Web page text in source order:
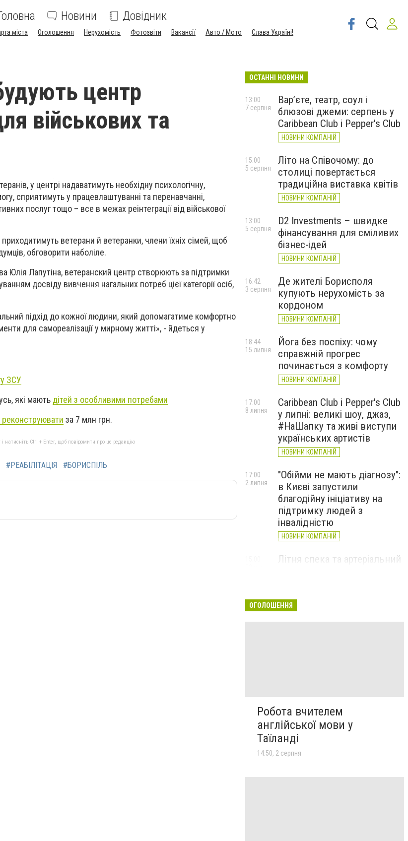
Новини Довідник
міста Оголошення Нерухомість Фотозвіти Вакансії Авто / Мото Слава Україні!
центр
військових та
у центрі надаватимуть необхідну психологічну,
сприятимуть у працевлаштуванні та перенавчанні,
послуг тощо – все в межах реінтеграції від військової
ветерани й ветеранки, члени їхніх сімей, щоб
обговорити наболіле.
Юлія Лапутіна, ветеранский центр створюють за підтримки
досвіду вивчення нагальних потреб цієї категорії осіб,
підхід до кожної людини, який допомагатиме комфортно
для самореалізації у мирному житті», - йдеться у
ЗСУ
які мають дітей з особливими потребами
за 7 млн грн.
натисніть Ctrl + Enter, щоб повідомити про це редакцію
#РЕАБІЛІТАЦІЯ #БОРИСПІЛЬ
ОСТАННІ НОВИНИ
Вар’єте, театр, соул і
блюзові джеми: серпень у
Caribbean Club і Pepper's Club
НОВИНИ КОМПАНІЙ
13:00
7 серпня
Літо на Співочому: до
столиці повертається
традиційна виставка квітів
НОВИНИ КОМПАНІЙ
15:00
5 серпня
D2 Investments – швидке
фінансування для сміливих
бізнес-ідей
НОВИНИ КОМПАНІЙ
13:00
5 серпня
Де жителі Борисполя
купують нерухомість за
кордоном
НОВИНИ КОМПАНІЙ
16:42
3 серпня
Йога без поспіху: чому
справжній прогрес
починається з комфорту
НОВИНИ КОМПАНІЙ
18:44
15 липня
Caribbean Club і Pepper's Club
у липні: великі шоу, джаз,
#НаШапку та живі виступи
українських артистів
НОВИНИ КОМПАНІЙ
17:00
8 липня
"Обійми не мають діагнозу":
в Києві запустили
благодійну ініціативу на
підтримку людей з
інвалідністю
НОВИНИ КОМПАНІЙ
17:00
2 липня
Літня спека та артеріальний
ОГОЛОШЕННЯ
Робота вчителем
англійської мови у
Таїланді
14:50, 2 серпня